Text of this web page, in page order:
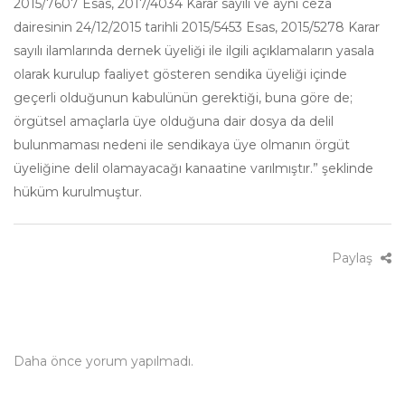
2015/7607 Esas, 2017/4034 Karar sayılı ve aynı ceza
dairesinin 24/12/2015 tarihli 2015/5453 Esas, 2015/5278 Karar
sayılı ilamlarında dernek üyeliği ile ilgili açıklamaların yasala
olarak kurulup faaliyet gösteren sendika üyeliği içinde
geçerli olduğunun kabulünün gerektiği, buna göre de;
örgütsel amaçlarla üye olduğuna dair dosya da delil
bulunmaması nedeni ile sendikaya üye olmanın örgüt
üyeliğine delil olamayacağı kanaatine varılmıştır.” şeklinde
hüküm kurulmuştur.
Paylaş
Daha önce yorum yapılmadı.